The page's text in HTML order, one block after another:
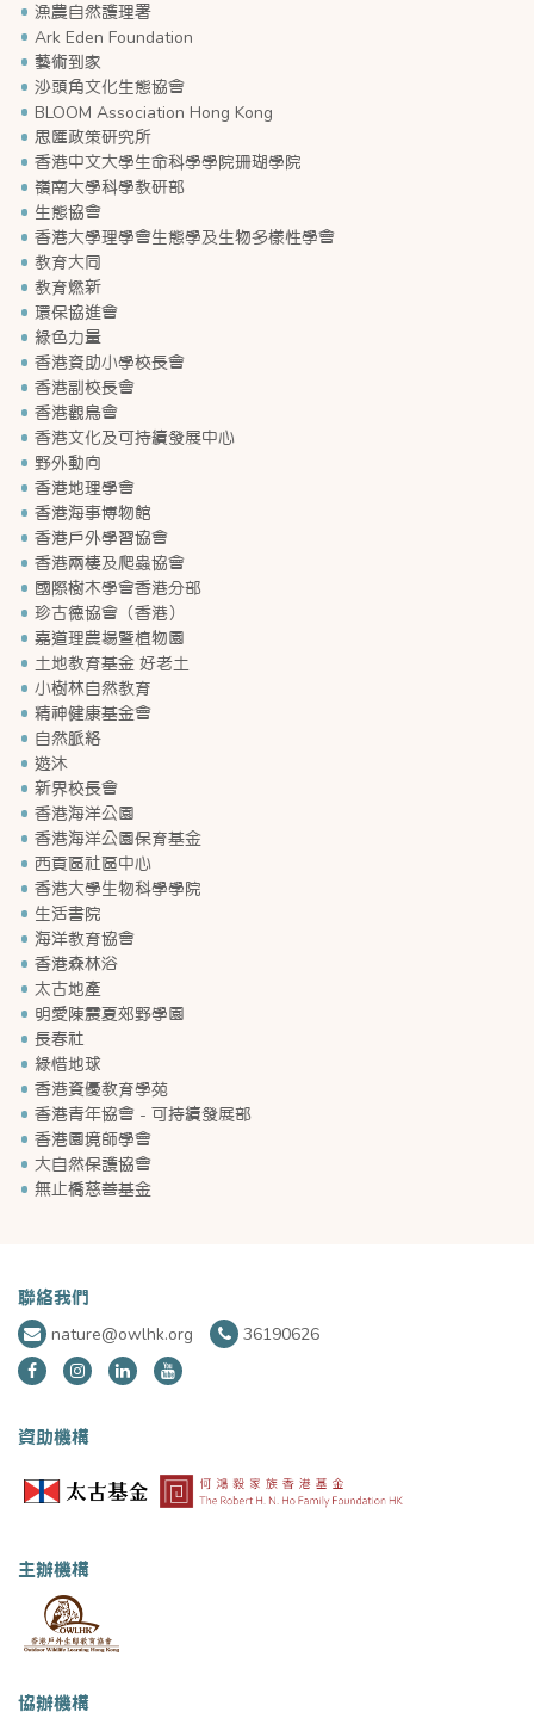
漁農自然護理署
Ark Eden Foundation
藝術到家
沙頭角文化生態協會
BLOOM Association Hong Kong
思匯政策研究所
香港中文大學生命科學學院珊瑚學院
嶺南大學科學教研部
生態協會
香港大學理學會生態學及生物多樣性學會
教育大同
教育燃新
環保協進會
綠色力量
香港資助小學校長會
香港副校長會
香港觀鳥會
香港文化及可持續發展中心
野外動向
香港地理學會
香港海事博物館
香港戶外學習協會
香港兩棲及爬蟲協會
國際樹木學會香港分部
珍古德協會（香港）
嘉道理農場暨植物園
土地教育基金 好老土
小樹林自然教育
精神健康基金會
自然脈絡
遊沐
新界校長會
香港海洋公園
香港海洋公園保育基金
西貢區社區中心
香港大學生物科學學院
生活書院
海洋教育協會
香港森林浴
太古地產
明愛陳震夏郊野學園
長春社
綠惜地球
香港資優教育學苑
香港青年協會 - 可持續發展部
香港園境師學會
大自然保護協會
無止橋慈善基金
聯絡我們
nature@owlhk.org 36190626
資助機構
主辦機構
協辦機構